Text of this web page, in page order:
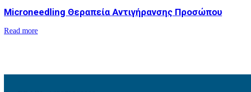
Microneedling Θεραπεία Αντιγήρανσης Προσώπου
Read more